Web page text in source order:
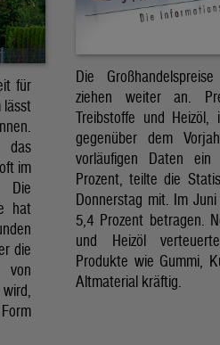
für
lässt
im
Die
hat
die
Die
ziehen weiter an.
Treibstoffe und
gegenüber dem
vorläufigen Daten
Prozent, teilte die
Donnerstag mit. Im
5,4 Prozent betragen.
und Heizöl
Produkte wie Gummi,
Altmaterial kräftig.